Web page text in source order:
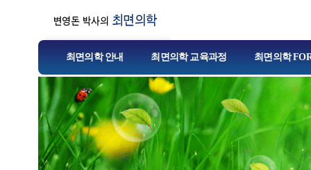
최면의학 안내 최면의학 교육과정 최면의학